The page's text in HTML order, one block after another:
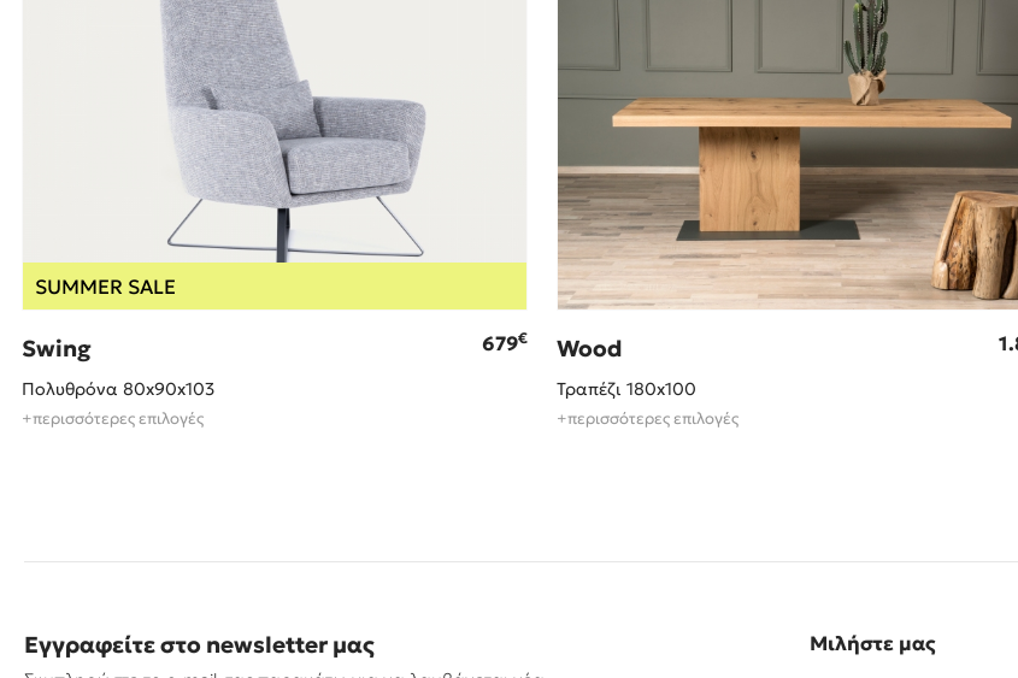
SUMMER SALE
Swing 679€
Πολυθρόνα 80x90x103
+περισσότερες επιλογές
Wood
Τραπέζι 180x100
+περισσότερες επιλογές
Εγγραφείτε στο newsletter μας Μιλήστε μας